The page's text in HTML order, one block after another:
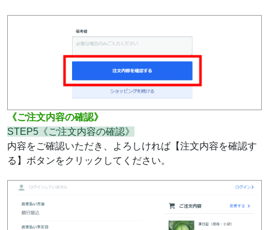
《ご注文内容の確認》
STEP5《ご注文内容の確認》
内容をご確認いただき、よろしければ【注文内容を確認す
る】ボタンをクリックしてください。